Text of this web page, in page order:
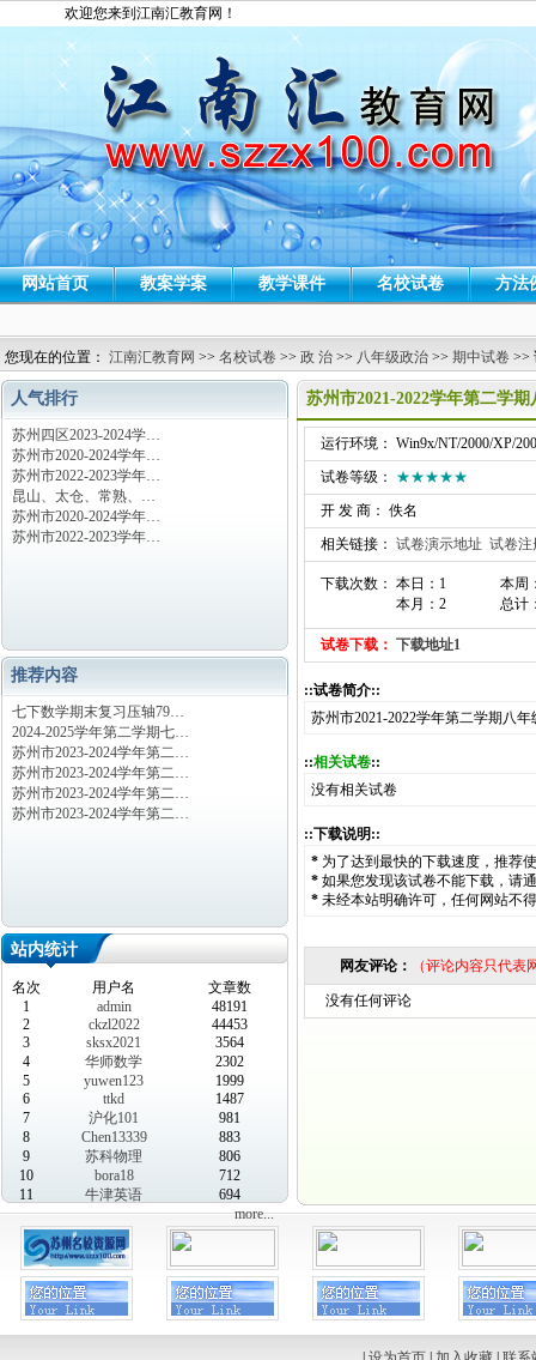
欢迎您来到江南汇教育网！
网站首页 教案学案 教学课件 名校试卷 方法
您现在的位置： 江南汇教育网 >> 名校试卷 >> 政 治 >> 八年级政治 >> 期中试卷 >>
人气排行
苏州四区2023-2024学…
苏州市2020-2024学年…
苏州市2022-2023学年…
昆山、太仓、常熟、…
苏州市2020-2024学年…
苏州市2022-2023学年…
推荐内容
七下数学期末复习压轴79…
2024-2025学年第二学期七…
苏州市2023-2024学年第二…
苏州市2023-2024学年第二…
苏州市2023-2024学年第二…
苏州市2023-2024学年第二…
站内统计
名次 用户名
文章数
1
admin
48191
2
ckzl2022
44453
3
sksx2021
3564
4
华师数学
2302
5
yuwen123
1999
6
ttkd
1487
7
沪化101
981
8
Chen13339
883
9
苏科物理
806
10
bora18
712
11
牛津英语
694
more...
苏州市2021-2022学年第二学
运行环境： Win9x/NT/2000/XP/
试卷等级： ★★★★★
开 发 商： 佚名
相关链接： 试卷演示地址 试卷注
下载次数： 本日：1
本月：2
本周
总计
试卷下载： 下载地址1
::试卷简介::
苏州市2021-2022学年第二学期八
::相关试卷::
没有相关试卷
::下载说明::
* 为了达到最快的下载速度，推荐
* 如果您发现该试卷不能下载，请
* 未经本站明确许可，任何网站不
网友评论： （评论内容只代
没有任何评论